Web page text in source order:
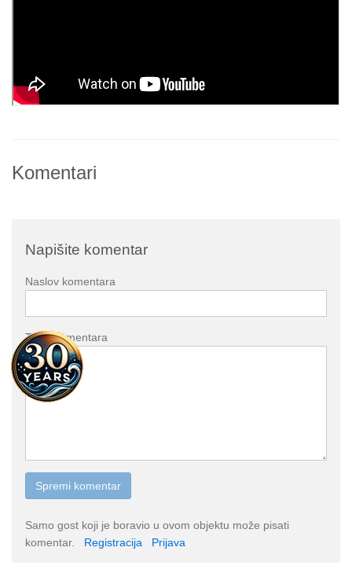
Komentari
Napišite komentar
Naslov komentara
Tekst komentara
Samo gost koji je boravio u ovom objektu može pisati
komentar.
Registracija Prijava